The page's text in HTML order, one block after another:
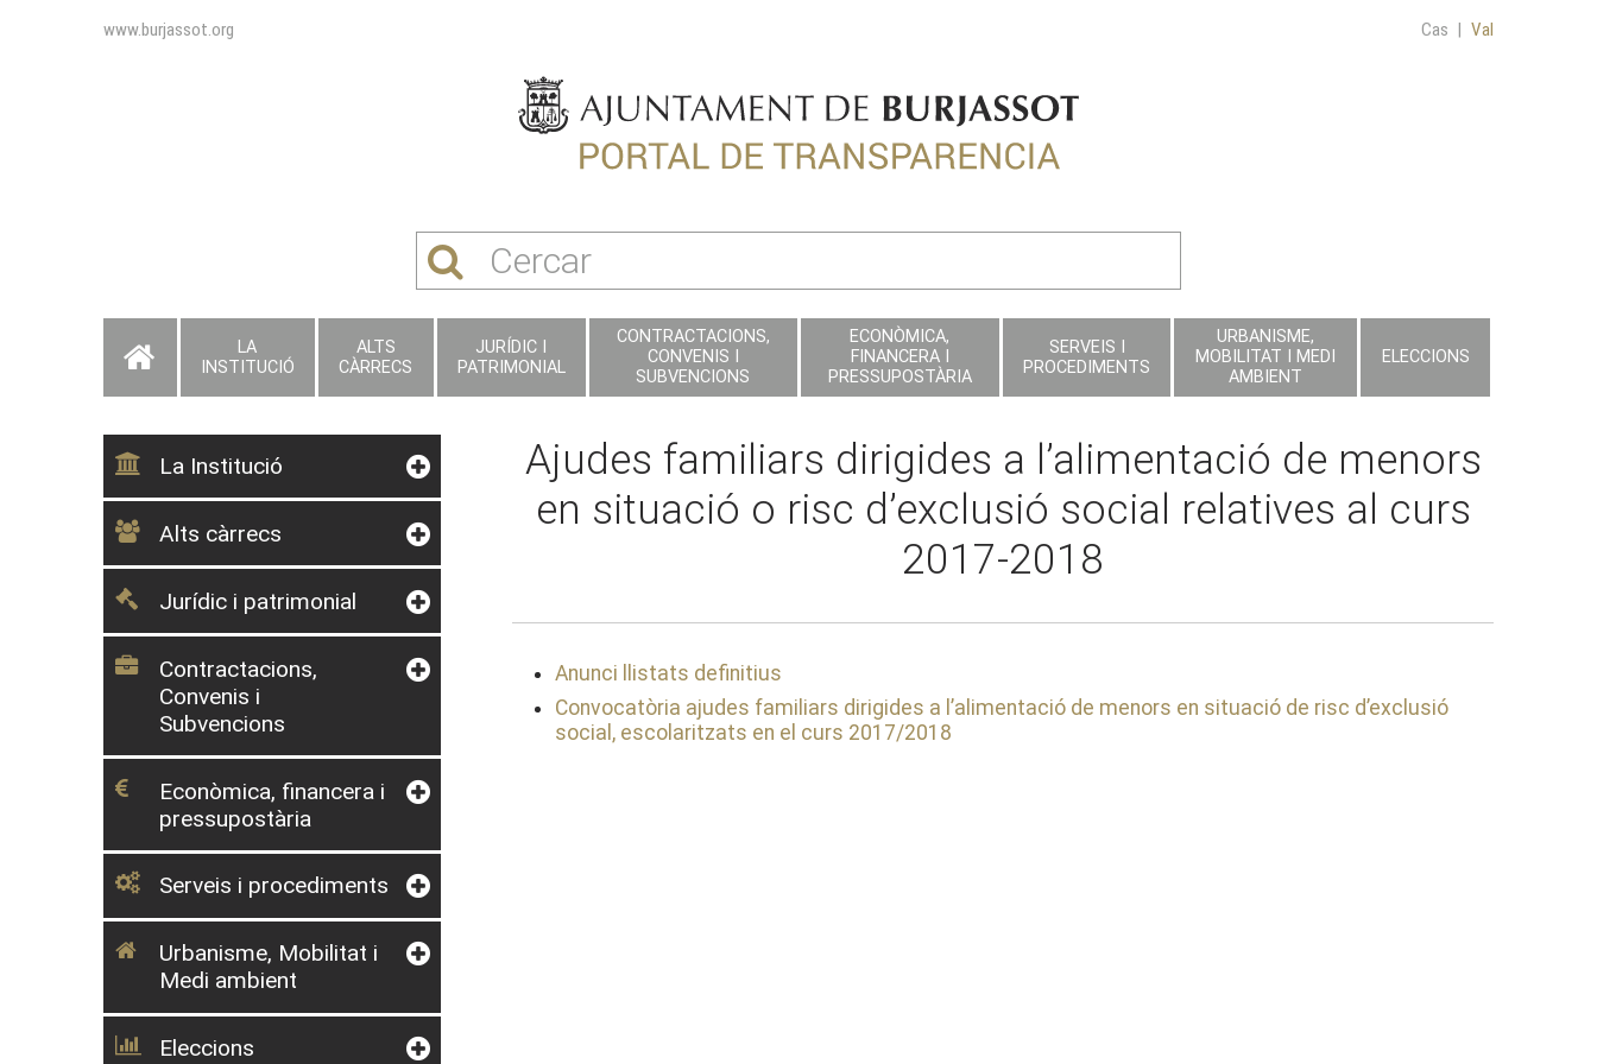
www.burjassot.org Cas | Val
LA
INSTITUCIÓ
ALTS
CÀRRECS
JURÍDIC I
PATRIMONIAL
CONTRACTACIONS,
CONVENIS I
SUBVENCIONS
ECONÒMICA,
FINANCERA I
PRESSUPOSTÀRIA
SERVEIS I
PROCEDIMENTS
URBANISME,
MOBILITAT I MEDI
AMBIENT
ELECCIONS
La Institució
Alts càrrecs
Jurídic i patrimonial
Contractacions,
Convenis i
Subvencions
Econòmica, financera i
pressupostària
Serveis i procediments
Urbanisme, Mobilitat i
Medi ambient
Eleccions
Ajudes familiars dirigides a l’alimentació de menors
en situació o risc d’exclusió social relatives al curs
2017-2018
Anunci llistats definitius
Convocatòria ajudes familiars dirigides a l’alimentació de menors en situació de risc d’exclusió
social, escolaritzats en el curs 2017/2018